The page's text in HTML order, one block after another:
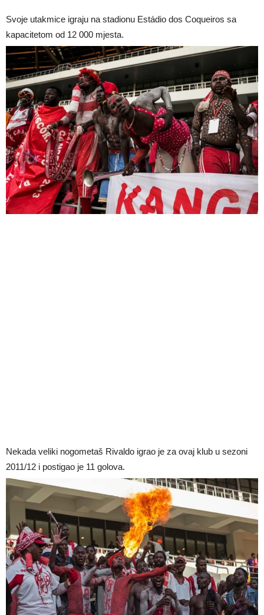
Svoje utakmice igraju na stadionu Estádio dos Coqueiros sa
kapacitetom od 12 000 mjesta.
Nekada veliki nogometaš Rivaldo igrao je za ovaj klub u sezoni
2011/12 i postigao je 11 golova.